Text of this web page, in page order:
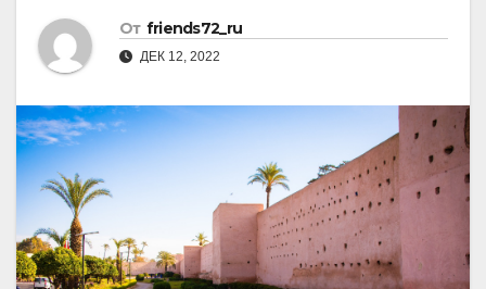
От friends72_ru
ДЕК 12, 2022